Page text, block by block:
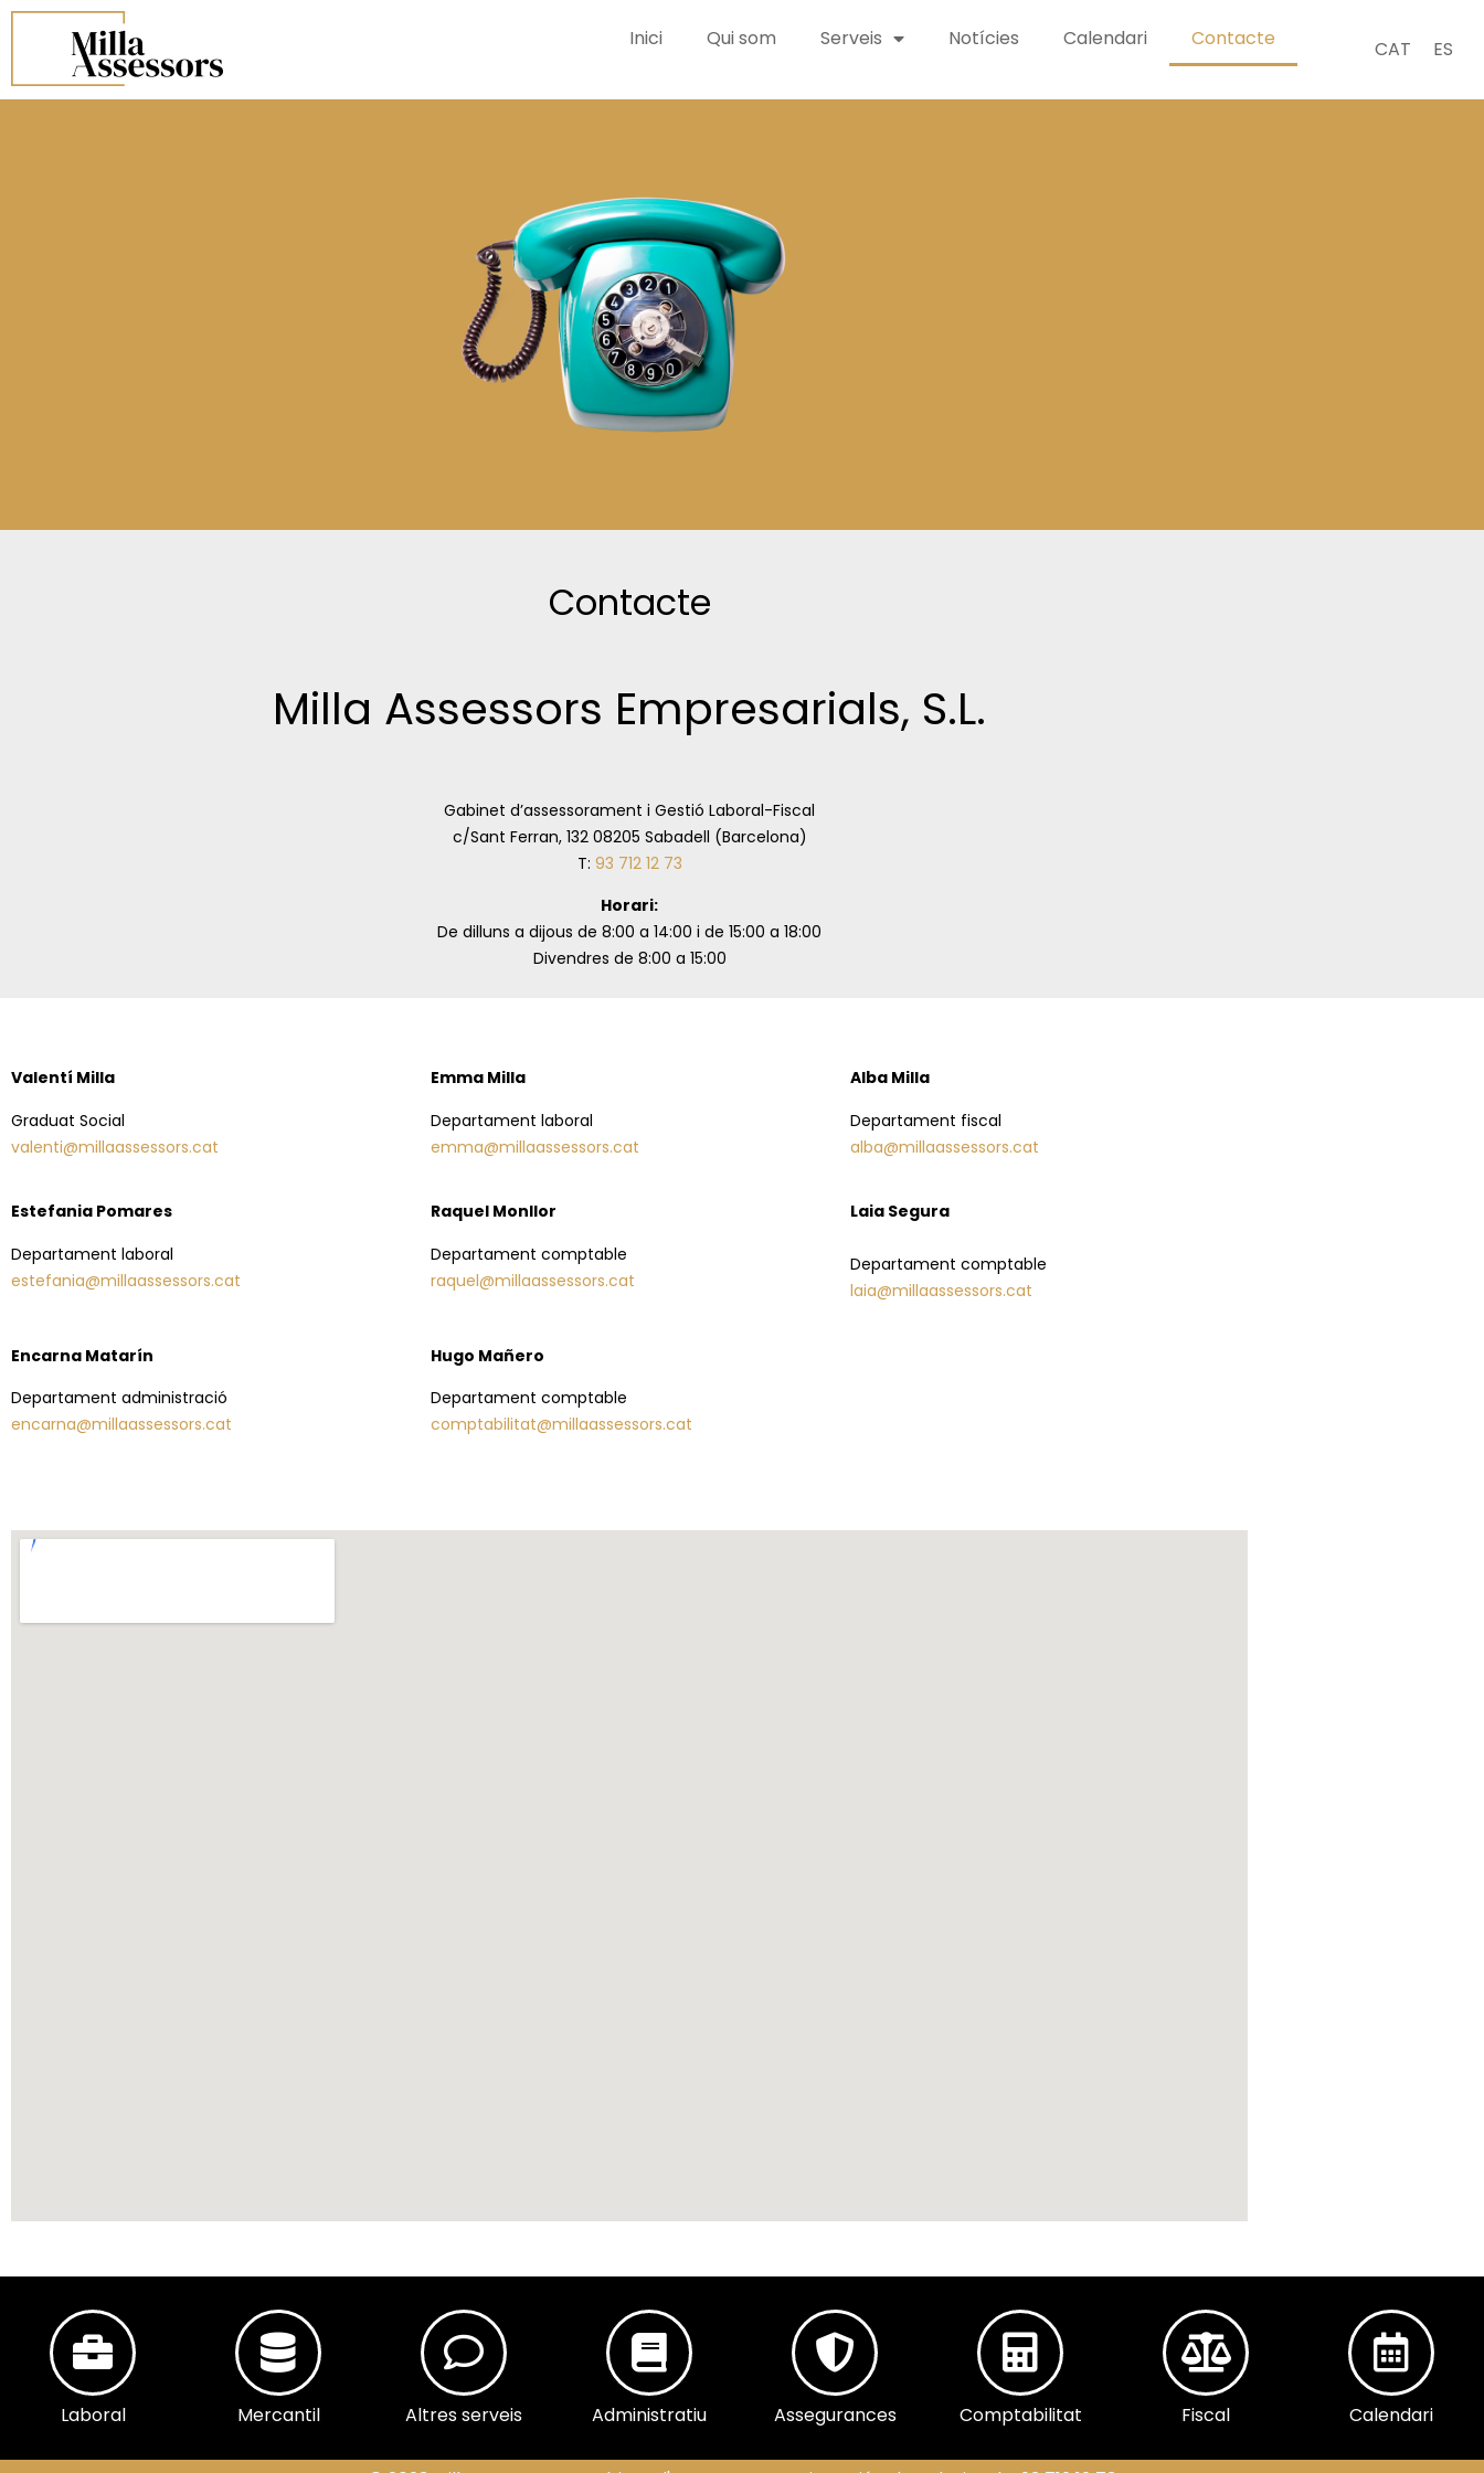
Inici Qui som Serveis Notícies Calendari Contacte CAT ES
Contacte
Milla Assessors Empresarials, S.L.
Gabinet d’assessorament i Gestió Laboral-Fiscal
c/Sant Ferran, 132 08205 Sabadell (Barcelona)
T: 93 712 12 73
Horari:
De dilluns a dijous de 8:00 a 14:00 i de 15:00 a 18:00
Divendres de 8:00 a 15:00
Valentí Milla
Graduat Social
valenti@millaassessors.cat
Emma Milla
Departament laboral
emma@millaassessors.cat
Alba Milla
Departament fiscal
alba@millaassessors.cat
Estefania Pomares
Departament laboral
estefania@millaassessors.cat
Raquel Monllor
Departament comptable
raquel@millaassessors.cat
Laia Segura
Departament comptable
laia@millaassessors.cat
Encarna Matarín
Departament administració
encarna@millaassessors.cat
Hugo Mañero
Departament comptable
comptabilitat@millaassessors.cat
Laboral Mercantil Altres serveis Administratiu Assegurances Comptabilitat Fiscal Calendari